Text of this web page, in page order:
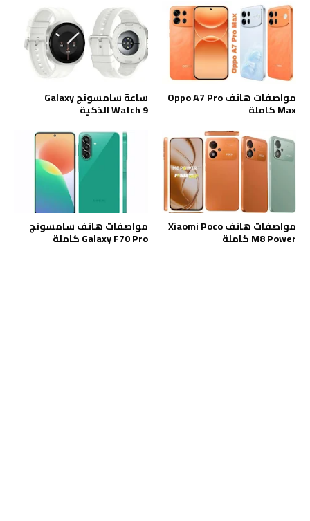
مواصفات هاتف Oppo A7 Pro
Max كاملة
ساعة سامسونج Galaxy
Watch 9 الذكية
مواصفات هاتف Xiaomi Poco
M8 Power كاملة
مواصفات هاتف سامسونج
Galaxy F70 Pro كاملة